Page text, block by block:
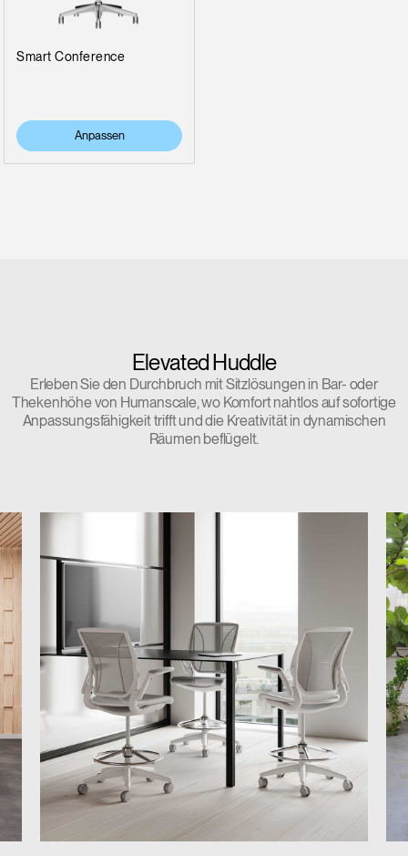
Smart Conference
Anpassen
Elevated Huddle
Erleben Sie den Durchbruch mit Sitzlösungen in Bar- oder
Thekenhöhe von Humanscale, wo Komfort nahtlos auf sofortige
Anpassungsfähigkeit trifft und die Kreativität in dynamischen
Räumen beflügelt.